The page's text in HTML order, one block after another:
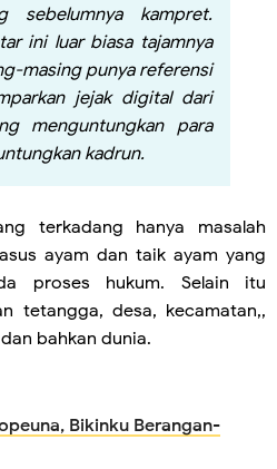
sebelumnya kampret.
ini luar biasa tajamnya
masing punya referensi
jejak digital dari
menguntungkan para
kadrun.
terkadang hanya masalah
ayam dan taik ayam yang
proses hukum. Selain itu
tetangga, desa, kecamatan,,
bahkan dunia.
Bikinku Berangan-